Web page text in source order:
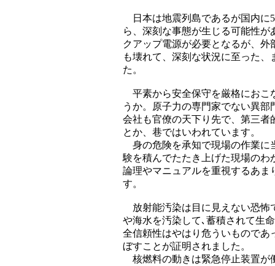
日本は地震列島であるが国内に
ら、深刻な事態が生じる可能性
クアップ電源が必要となるが、
も壊れて、深刻な状況に至った、
た。
平素から安全保守を厳格におこ
うか。原子力の専門家でない異
会社も官僚の天下り先で、第三
とか、巷ではいわれています。
身の危険を承知で現場の作業に
験を積んでたたき上げた現場の
論理やマニュアルを重視するあ
す。
放射能汚染は目に見えない恐怖
や海水を汚染して､蓄積されて生
全信頼性はやはり危ういもので
ぼすことが証明されました。
核燃料の動きは緊急停止装置が